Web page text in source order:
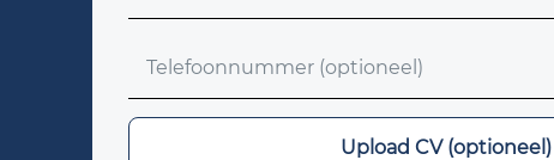
Upload CV (optioneel)
Upload CV (optioneel)